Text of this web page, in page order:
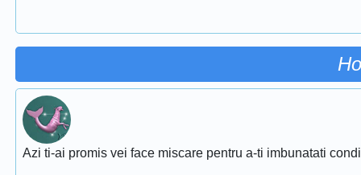
Azi ti-ai promis vei face miscare pentru a-ti imbunatati